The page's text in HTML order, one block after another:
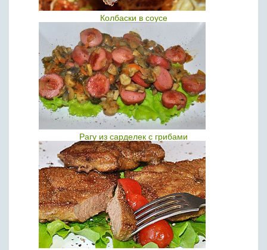
Колбаски в соусе
Рагу из сарделек с грибами